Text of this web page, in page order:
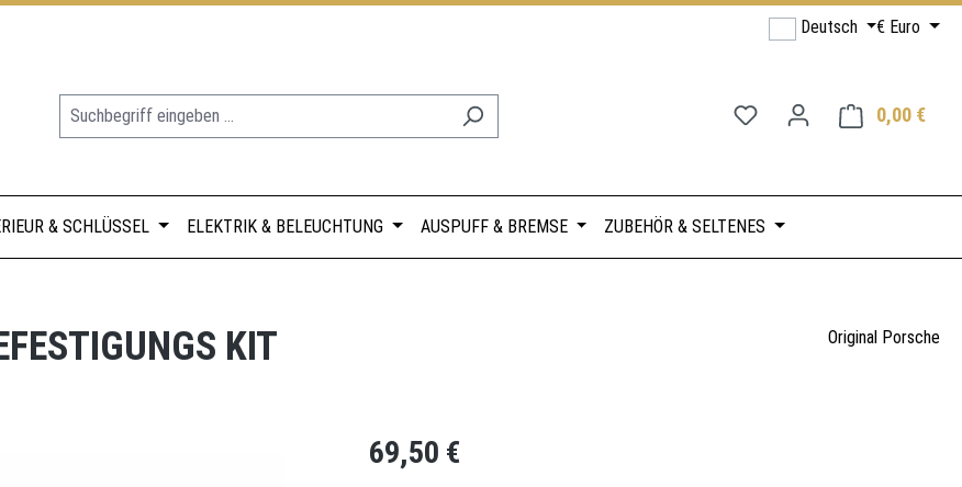
Deutsch € Euro
Du hast 0 Produkte auf
0,00 €
& SCHLÜSSEL ELEKTRIK & BELEUCHTUNG AUSPUFF & BREMSE ZUBEHÖR & SELTENES
KIT Original Porsche
Regulärer Preis:
69,50 €